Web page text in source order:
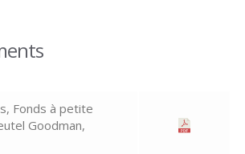
Fonds à petite
Goodman,